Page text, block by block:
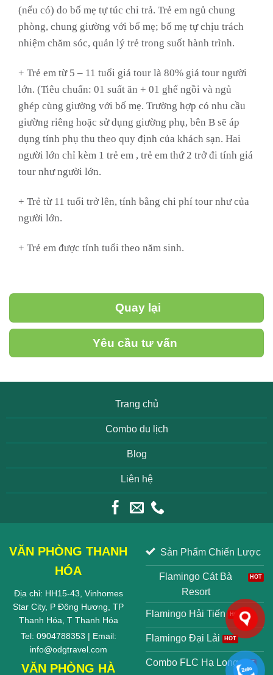
(nếu có) do bố mẹ tự túc chi trả. Trẻ em ngủ chung
phòng, chung giường với bố mẹ; bố mẹ tự chịu trách
nhiệm chăm sóc, quản lý trẻ trong suốt hành trình.
+ Trẻ em từ 5 – 11 tuổi giá tour là 80% giá tour người
lớn. (Tiêu chuẩn: 01 suất ăn + 01 ghế ngồi và ngủ
ghép cùng giường với bố mẹ. Trường hợp có nhu cầu
giường riêng hoặc sử dụng giường phụ, bên B sẽ áp
dụng tính phụ thu theo quy định của khách sạn. Hai
người lớn chỉ kèm 1 trẻ em , trẻ em thứ 2 trở đi tính giá
tour như người lớn.
+ Trẻ từ 11 tuổi trở lên, tính bằng chi phí tour như của
người lớn.
+ Trẻ em được tính tuổi theo năm sinh.
Quay lại
Yêu cầu tư vấn
Trang chủ
Combo du lịch
Blog
Liên hệ
VĂN PHÒNG THANH
HÓA
Địa chỉ: HH15-43, Vinhomes
Star City, P Đông Hương, TP
Thanh Hóa, T Thanh Hóa
Tel: 0904788353 | Email:
info@odgtravel.com
VĂN PHÒNG HÀ
Sản Phẩm Chiến Lược
Flamingo Cát Bà
Resort
Flamingo Hải Tiến
Flamingo Đại Lải
Combo FLC Hạ Long